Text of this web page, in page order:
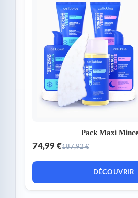
Pack Maxi
74,99 €187,92 €
DÉCOUVRIR